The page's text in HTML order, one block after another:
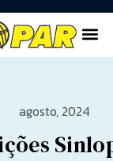
agosto, 2024